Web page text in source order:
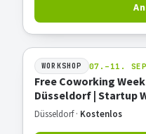
WORKSHOP 07.–11.
Free Coworking Week
Düsseldorf | Startup
Düsseldorf · Kostenlos